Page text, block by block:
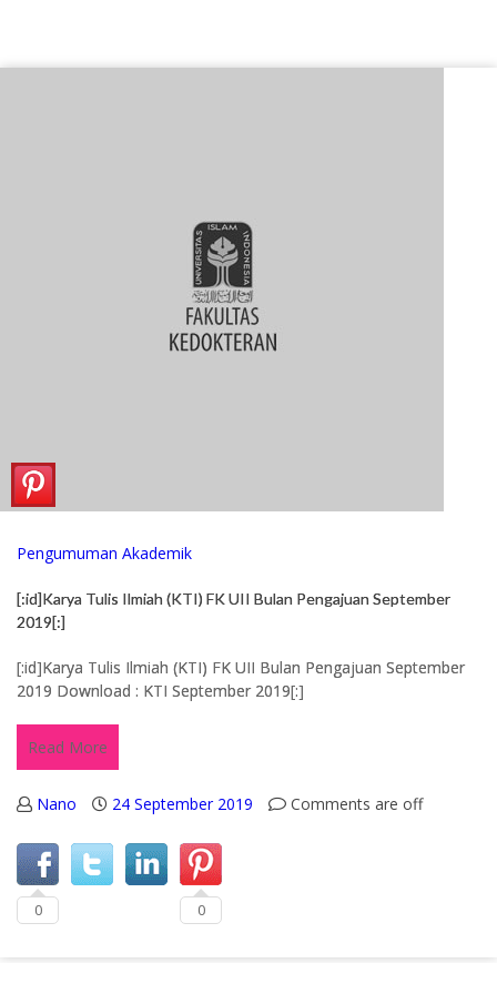
Pengumuman Akademik
[:id]Karya Tulis Ilmiah (KTI) FK UII Bulan Pengajuan September
2019[:]
[:id]Karya Tulis Ilmiah (KTI) FK UII Bulan Pengajuan September
2019 Download : KTI September 2019[:]
Read More
Nano 24 September 2019 Comments are off
0 0